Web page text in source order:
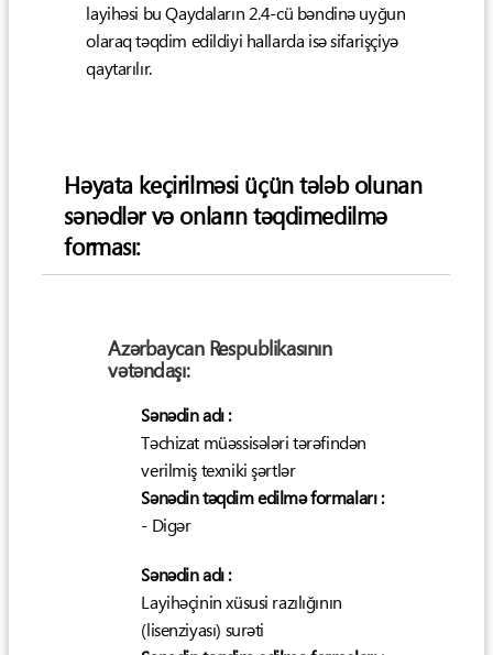
layihəsi bu Qaydaların 2.4-cü bəndinə uyğun
olaraq təqdim edildiyi hallarda isə sifarişçiyə
qaytarılır.
Həyata keçirilməsi üçün tələb olunan
sənədlər və onların təqdimedilmə
forması:
Azərbaycan Respublikasının
vətəndaşı:
Sənədin adı :
Təchizat müəssisələri tərəfindən
verilmiş texniki şərtlər
Sənədin təqdim edilmə formaları :
- Digər
Sənədin adı :
Layihəçinin xüsusi razılığının
(lisenziyası) surəti